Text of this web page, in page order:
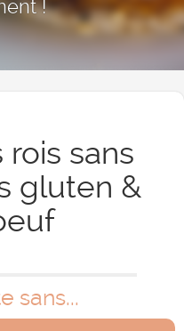
!
sans
gluten &
sans...